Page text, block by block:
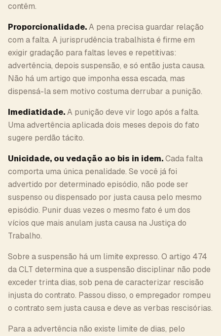
contêm.
Proporcionalidade.A pena precisa guardar relação
com a falta. A jurisprudência trabalhista é firme em
exigir gradação para faltas leves e repetitivas:
advertência, depois suspensão, e só então justa causa.
Não há um artigo que imponha essa escada, mas
dispensá-la sem motivo costuma derrubar a punição.
Imediatidade.A punição deve vir logo após a falta.
Uma advertência aplicada dois meses depois do fato
sugere perdão tácito.
Unicidade, ou vedação ao bis in idem.Cada falta
comporta uma única penalidade. Se você já foi
advertido por determinado episódio, não pode ser
suspenso ou dispensado por justa causa pelo mesmo
episódio. Punir duas vezes o mesmo fato é um dos
vícios que mais anulam justa causa na Justiça do
Trabalho.
Sobre a suspensão há um limite expresso. O artigo 474
da CLT determina que a suspensão disciplinar não pode
exceder trinta dias, sob pena de caracterizar rescisão
injusta do contrato. Passou disso, o empregador rompeu
o contrato sem justa causa e deve as verbas rescisórias.
Para a advertência não existe limite de dias, pelo